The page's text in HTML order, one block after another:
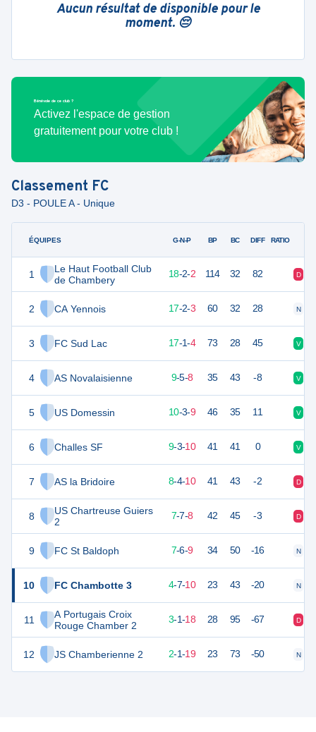
Aucun résultat de disponible pour le
moment. 😔
Bénévole de ce club ?
Activez l'espace de gestion
gratuitement pour votre club !
Classement FC
D3 - POULE A - Unique
ÉQUIPES
1
Le Haut Football Club
de Chambery
2 CA Yennois
3 FC Sud Lac
4 AS Novalaisienne
5 US Domessin
6 Challes SF
7 AS la Bridoire
8
US Chartreuse Guiers
2
9 FC St Baldoph
10 FC Chambotte 3
11
A Portugais Croix
Rouge Chamber 2
12 JS Chamberienne 2
G-N-P BP BC DIFF RATIO
56 22 18-2-2 114 32 82 D
17-2-3 60 32 28 N
17-1-4 73 28 45 V
32 9-5-8 35 43 -8 V
10-3-9 46 35 11 V
9-3-10 41 41 0 V
8-4-10 41 43 -2 D
28 22 7-7-8 42 45 -3 D
7-6-9 34 50 -16 N
18 4-7-10 23 43 -20 N
10 3-1-18 28 95 -67 D
7 2-1-19 23 73 -50 N